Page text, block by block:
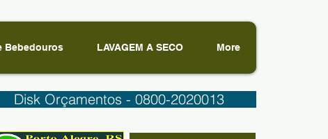
Bebedouros LAVAGEM A SECO More
Disk Orçamentos - 0800-2020013